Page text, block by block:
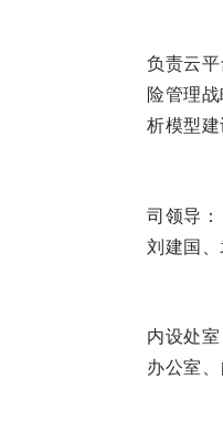
负责云
险管理
析模型建
司领导：
刘建国
内设处室
办公室